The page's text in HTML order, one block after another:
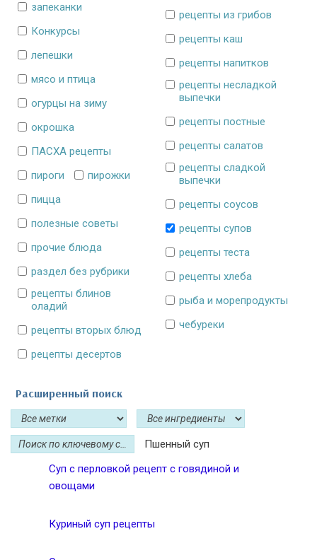
запеканки
Конкурсы
лепешки
мясо и птица
огурцы на зиму
окрошка
ПАСХА рецепты
пироги
пирожки
пицца
полезные советы
прочие блюда
раздел без рубрики
рецепты блинов
оладий
рецепты вторых блюд
рецепты десертов
рецепты из грибов
рецепты каш
рецепты напитков
рецепты несладкой
выпечки
рецепты постные
рецепты салатов
рецепты сладкой
выпечки
рецепты соусов
рецепты супов
рецепты теста
рецепты хлеба
рыба и морепродукты
чебуреки
Расширенный поиск
Пшенный суп
Суп с перловкой рецепт с говядиной и
овощами
Куриный суп рецепты